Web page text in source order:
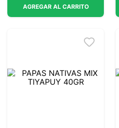
AGREGAR AL CARRITO